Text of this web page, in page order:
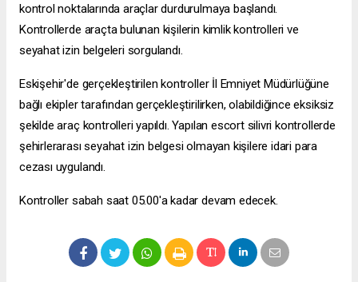
kontrol noktalarında araçlar durdurulmaya başlandı.
Kontrollerde araçta bulunan kişilerin kimlik kontrolleri ve
seyahat izin belgeleri sorgulandı.
Eskişehir'de gerçekleştirilen kontroller İl Emniyet Müdürlüğüne
bağlı ekipler tarafından gerçekleştirilirken, olabildiğince eksiksiz
şekilde araç kontrolleri yapıldı. Yapılan escort silivri kontrollerde
şehirlerarası seyahat izin belgesi olmayan kişilere idari para
cezası uygulandı.
Kontroller sabah saat 05.00'a kadar devam edecek.